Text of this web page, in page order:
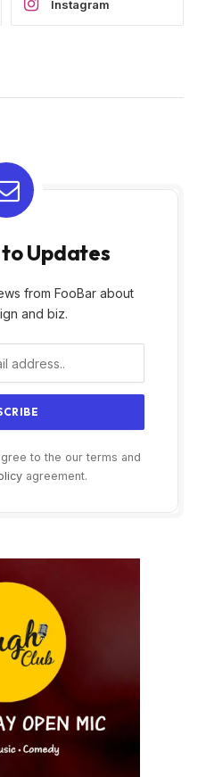
Instagram
Updates
from FooBar about
and biz.
to the our terms and
agreement.